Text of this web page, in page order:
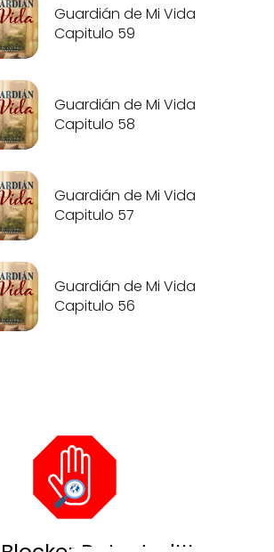
Guardián de Mi Vida
Capitulo 59
Guardián de Mi Vida
Capitulo 58
Guardián de Mi Vida
Capitulo 57
Guardián de Mi Vida
Capitulo 56